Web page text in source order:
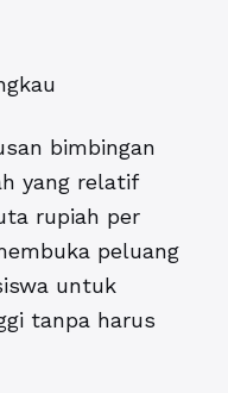
bimbingan
yang relatif
rupiah per
peluang
untuk
tanpa harus